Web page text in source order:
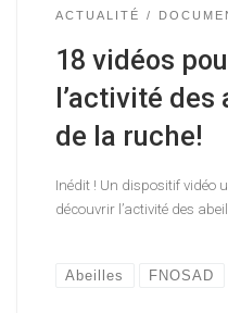
ACTUALITÉ
18 vidéos
l’activité
de la ruche!
Inédit ! Un dispositif vidéo
découvrir l’activité des
Abeilles FNOSAD